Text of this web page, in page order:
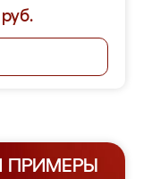
ПРИМЕРЫ